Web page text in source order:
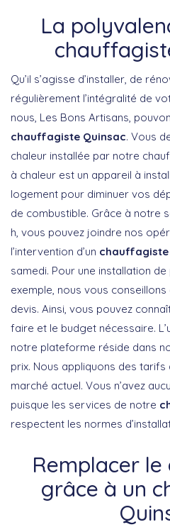
La
Qu’il s’agisse d’installer, de
régulièrement l’intégralité de
nous, Les Bons Artisans,
chauffagiste Quinsac. Vous
chaleur installée par notre
à chaleur est un appareil à
logement pour diminuer vos
de combustible. Grâce à notre
h, vous pouvez joindre nos
l’intervention d’un chauffagiste
samedi. Pour une installation
exemple, nous vous
devis. Ainsi, vous pouvez
faire et le budget nécessaire.
notre plateforme réside dans
prix. Nous appliquons des
marché actuel. Vous n’avez
puisque les services de notre
respectent les normes
Remplacer
grâce à un